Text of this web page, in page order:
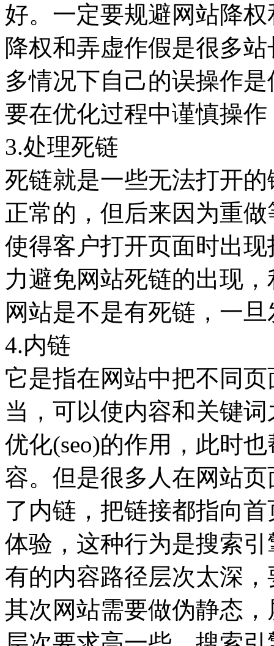
好。一定要规避网站降
降权和弄虚作假是很多
多情况下自己的误操作
要在优化过程中谨慎操
3.处理死链
死链就是一些无法打开
正常的，但后来因为重
使得客户打开页面时出
力避免网站死链的出现
网站是不是有死链，一
4.内链
它是指在网站中把不同
当，可以使内容和关键
优化(seo)的作用，此时
容。但是很多人在网站
了内链，把链接都指向
体验，这种行为是搜索
有的内容路径层次太深
其次网站需要做伪静态